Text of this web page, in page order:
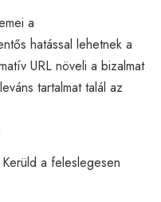
a
hatással lehetnek a
URL növeli a bizalmat
tartalmat talál az
Kerüld a feleslegesen